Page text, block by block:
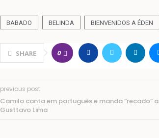
BABADO BELINDA BIENVENIDOS A ÉDEN
SHARE 0
previous post
Camilo canta em português e manda “recado” a
Gusttavo Lima